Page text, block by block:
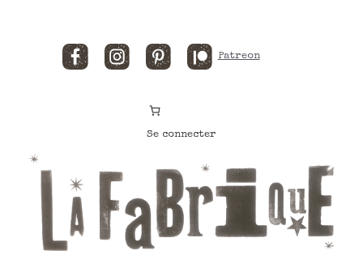
FacebookInstagramPinterestPatreon
Se connecter